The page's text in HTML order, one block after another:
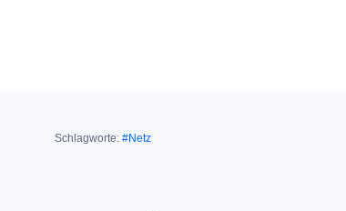
Schlagworte: #Netz